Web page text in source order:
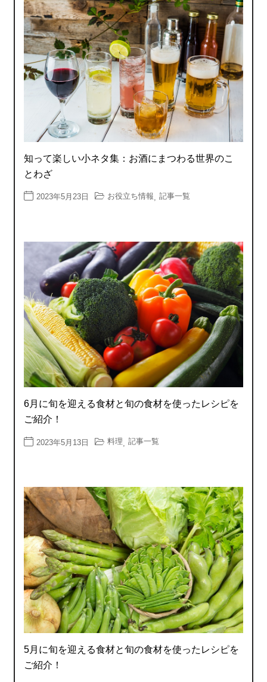
知って楽しい小ネタ集：お酒にまつわる世界のこ
とわざ
2023年5月23日 お役立ち情報, 記事一覧
6月に旬を迎える食材と旬の食材を使ったレシピを
ご紹介！
2023年5月13日 料理 記事一覧
5月に旬を迎える食材と旬の食材を使ったレシピを
ご紹介！